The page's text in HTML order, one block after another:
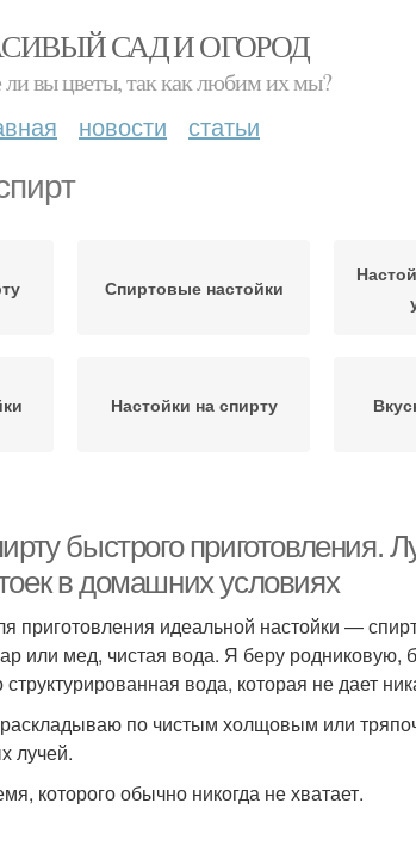
САД И ОГОРОД
вы цветы, так как любим их мы?
новости статьи
Спиртовые настойки
Настойки на спирту
быстрого приготовления.
в домашних условиях
приготовления идеальной настойки —
или мед, чистая вода. Я беру родниковую,
вода, которая не дает
по чистым холщовым или
лучей.
которого обычно никогда не хватает.